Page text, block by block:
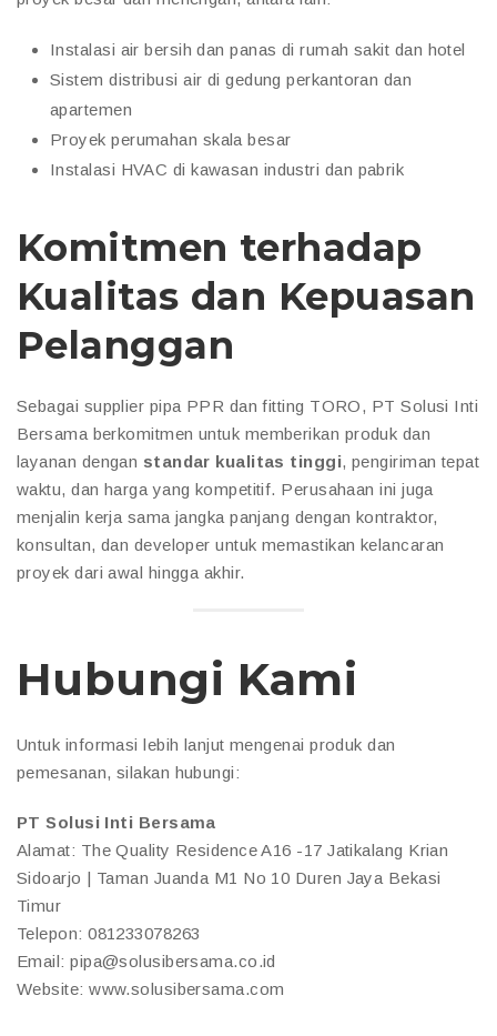
Instalasi air bersih dan panas di rumah sakit dan hotel
Sistem distribusi air di gedung perkantoran dan
apartemen
Proyek perumahan skala besar
Instalasi HVAC di kawasan industri dan pabrik
Komitmen terhadap
Kualitas dan Kepuasan
Pelanggan
Sebagai supplier pipa PPR dan fitting TORO, PT Solusi Inti
Bersama berkomitmen untuk memberikan produk dan
layanan dengan standar kualitas tinggi, pengiriman tepat
waktu, dan harga yang kompetitif. Perusahaan ini juga
menjalin kerja sama jangka panjang dengan kontraktor,
konsultan, dan developer untuk memastikan kelancaran
proyek dari awal hingga akhir.
Hubungi Kami
Untuk informasi lebih lanjut mengenai produk dan
pemesanan, silakan hubungi:
PT Solusi Inti Bersama
Alamat: The Quality Residence A16 -17 Jatikalang Krian
Sidoarjo | Taman Juanda M1 No 10 Duren Jaya Bekasi
Timur
Telepon: 081233078263
Email: pipa@solusibersama.co.id
Website: www.solusibersama.com